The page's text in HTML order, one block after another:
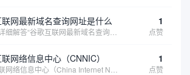
网最新域名查询网址是什么 1
点赞
网络信息中心（CNNIC） 1
点赞